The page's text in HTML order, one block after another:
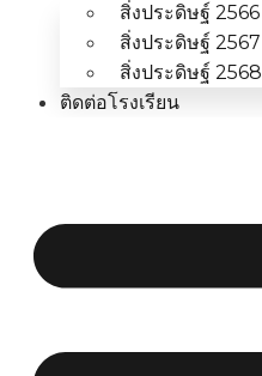
สิ่งประดิษฐ์ 2566
สิ่งประดิษฐ์ 2567
สิ่งประดิษฐ์ 2568
ติดต่อโรงเรียน